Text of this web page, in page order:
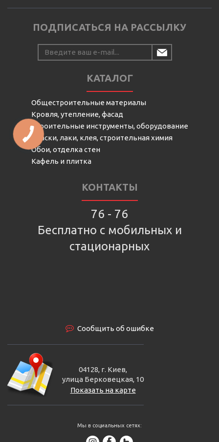
ПОДПИСАТЬСЯ НА РАССЫЛКУ
КАТАЛОГ
Общестроительные материалы
Кровля, утепление, фасад
Строительные инструменты, оборудование
Краски, лаки, клея, строительная химия
Обои, отделка стен
Кафель и плитка
КОНТАКТЫ
76 - 76
Бесплатно с мобильных и
стационарных
Сообщить об ошибке
04128, г. Киев,
улица Берковецкая, 10
Показать на карте
Мы в социальных сетях: